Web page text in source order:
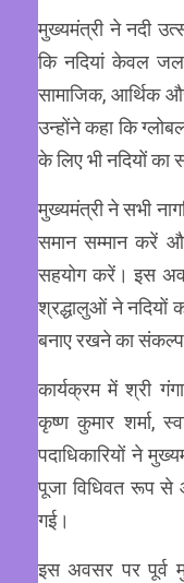
मुख्यमंत्री ने नदी
कि नदियां केवल जल
सामाजिक, आर्थिक
उन्होंने कहा कि
के लिए भी नदियों
मुख्यमंत्री ने सभी
समान सम्मान करें
सहयोग करें। इस
श्रद्धालुओं ने नदियों
बनाए रखने का संकल्प
कार्यक्रम में श्री
कृष्ण कुमार शर्मा,
पदाधिकारियों ने
पूजा विधिवत रूप से
गई।
इस अवसर पर पूर्व